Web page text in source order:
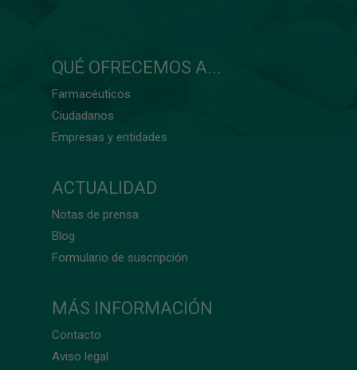
QUÉ OFRECEMOS A...
Farmacéuticos
Ciudadanos
Empresas y entidades
ACTUALIDAD
Notas de prensa
Blog
Formulario de suscripción
MÁS INFORMACIÓN
Contacto
Aviso legal